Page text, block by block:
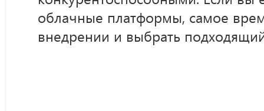
облачные платформы, самое
внедрении и выбрать